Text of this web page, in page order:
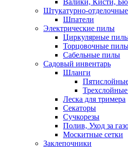
Валики, Кисти,
Штукатурно-
Шпатели
Электрические пилы
Циркулярные
Торцовочные
Сабельные пилы
Садовый инвентарь
Шланги
Леска для тримера
Секаторы
Сучкорезы
Полив, Уход за
Москитные сетки
Заклепочники